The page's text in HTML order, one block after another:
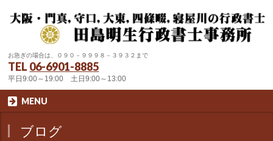
お急ぎの場合は、０９０－９９９８－３９３２まで
TEL 06-6901-8885
平日9:00～19:00 土日9:00～13:00
MENU
ブログ